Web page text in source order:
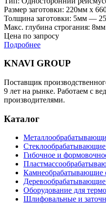
Размер заготовки: 220мм x
Толщина заготовки: 5мм —
Макс. глубина строгания: 8мм
Цена по запросу
Подробнее
KNAVI GROUP
Поставщик
9 лет на рынке. Работаем с
производителями.
Каталог
Стеклообрабатывающие
Гибочное и
Камнеобрабатывающие
Деревообрабатывающие
Оборудование для
Шлифовальные и